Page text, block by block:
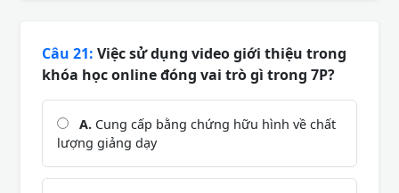
Câu 21: Việc sử dụng video giới thiệu trong
khóa học online đóng vai trò gì trong 7P?
A. Cung cấp bằng chứng hữu hình về chất
lượng giảng dạy